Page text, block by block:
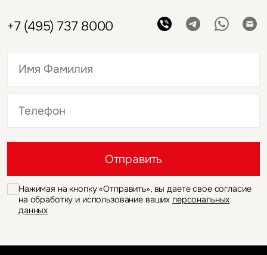
+7 (495) 737 8000
Отправить
Нажимая на кнопку «Отправить», вы даете свое согласие
на обработку и использование ваших персональных
данных